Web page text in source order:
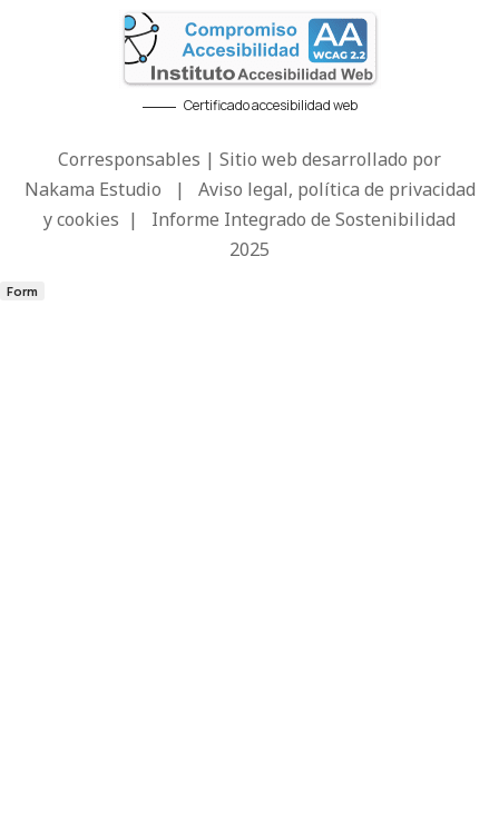
Certificado accesibilidad web
Corresponsables | Sitio web desarrollado por
Nakama Estudio | Aviso legal, política de privacidad
y cookies | Informe Integrado de Sostenibilidad
2025
Form